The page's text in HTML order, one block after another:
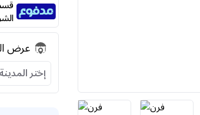
عرض
إختر المدينة